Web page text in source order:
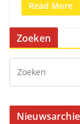
Read More
Zoeken